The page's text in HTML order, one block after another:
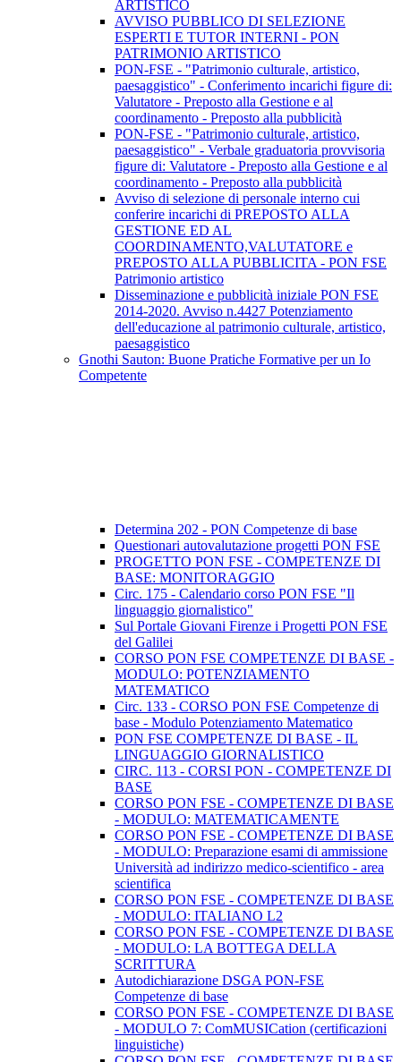
ARTISTICO
AVVISO PUBBLICO DI SELEZIONE
ESPERTI E TUTOR INTERNI - PON
PATRIMONIO ARTISTICO
PON-FSE - "Patrimonio culturale, artistico,
paesaggistico" - Conferimento incarichi figure di:
Valutatore - Preposto alla Gestione e al
coordinamento - Preposto alla pubblicità
PON-FSE - "Patrimonio culturale, artistico,
paesaggistico" - Verbale graduatoria provvisoria
figure di: Valutatore - Preposto alla Gestione e al
coordinamento - Preposto alla pubblicità
Avviso di selezione di personale interno cui
conferire incarichi di PREPOSTO ALLA
GESTIONE ED AL
COORDINAMENTO,VALUTATORE e
PREPOSTO ALLA PUBBLICITA - PON FSE
Patrimonio artistico
Disseminazione e pubblicità iniziale PON FSE
2014-2020. Avviso n.4427 Potenziamento
dell'educazione al patrimonio culturale, artistico,
paesaggistico
Gnothi Sauton: Buone Pratiche Formative per un Io
Competente
Determina 202 - PON Competenze di base
Questionari autovalutazione progetti PON FSE
PROGETTO PON FSE - COMPETENZE DI
BASE: MONITORAGGIO
Circ. 175 - Calendario corso PON FSE "Il
linguaggio giornalistico"
Sul Portale Giovani Firenze i Progetti PON FSE
del Galilei
CORSO PON FSE COMPETENZE DI BASE -
MODULO: POTENZIAMENTO
MATEMATICO
Circ. 133 - CORSO PON FSE Competenze di
base - Modulo Potenziamento Matematico
PON FSE COMPETENZE DI BASE - IL
LINGUAGGIO GIORNALISTICO
CIRC. 113 - CORSI PON - COMPETENZE DI
BASE
CORSO PON FSE - COMPETENZE DI BASE
- MODULO: MATEMATICAMENTE
CORSO PON FSE - COMPETENZE DI BASE
- MODULO: Preparazione esami di ammissione
Università ad indirizzo medico-scientifico - area
scientifica
CORSO PON FSE - COMPETENZE DI BASE
- MODULO: ITALIANO L2
CORSO PON FSE - COMPETENZE DI BASE
- MODULO: LA BOTTEGA DELLA
SCRITTURA
Autodichiarazione DSGA PON-FSE
Competenze di base
CORSO PON FSE - COMPETENZE DI BASE
- MODULO 7: ComMUSICation (certificazioni
linguistiche)